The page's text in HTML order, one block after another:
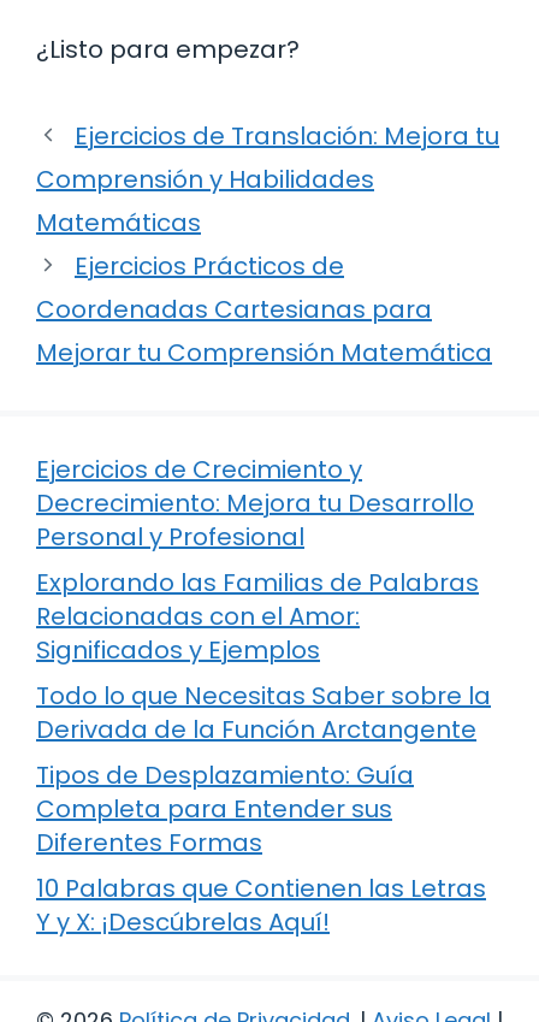
¿Listo para empezar?
Ejercicios de Translación: Mejora tu
Comprensión y Habilidades
Matemáticas
Ejercicios Prácticos de
Coordenadas Cartesianas para
Mejorar tu Comprensión Matemática
Ejercicios de Crecimiento y
Decrecimiento: Mejora tu Desarrollo
Personal y Profesional
Explorando las Familias de Palabras
Relacionadas con el Amor:
Significados y Ejemplos
Todo lo que Necesitas Saber sobre la
Derivada de la Función Arctangente
Tipos de Desplazamiento: Guía
Completa para Entender sus
Diferentes Formas
10 Palabras que Contienen las Letras
Y y X: ¡Descúbrelas Aquí!